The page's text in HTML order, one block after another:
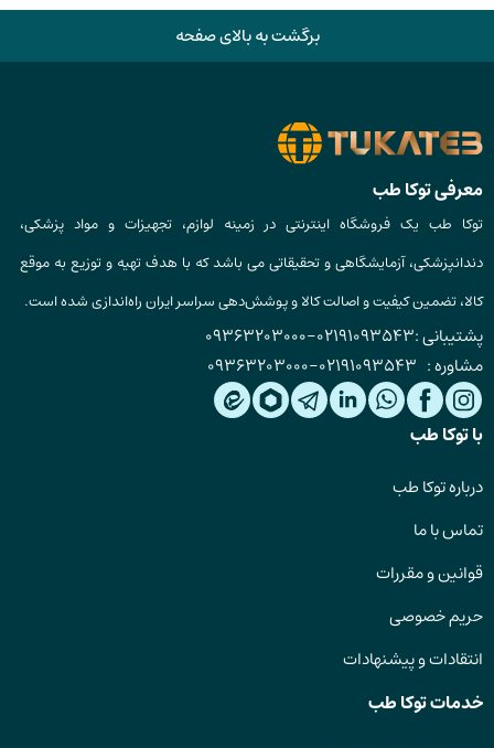
برگشت به بالای صفحه
معرفی توکا طب
توکا طب یک فروشگاه اینترنتی در زمینه لوازم، تجهیزات و مواد پزشکی،
دندانپزشکی، آزمایشگاهی و تحقیقاتی می باشد که با هدف تهیه و توزیع به موقع
کالا، تضمین کیفیت و اصالت کالا و پوشش‌دهی سراسر ایران راه‌اندازی شده است.
پشتیبانی :02191093543
-
09363203000
مشاوره : 02191093543
-
09363203000
با توکا طب
درباره توکا طب
تماس با ما
قوانین و مقررات
حریم خصوصی
انتقادات و پیشنهادات
خدمات توکا طب